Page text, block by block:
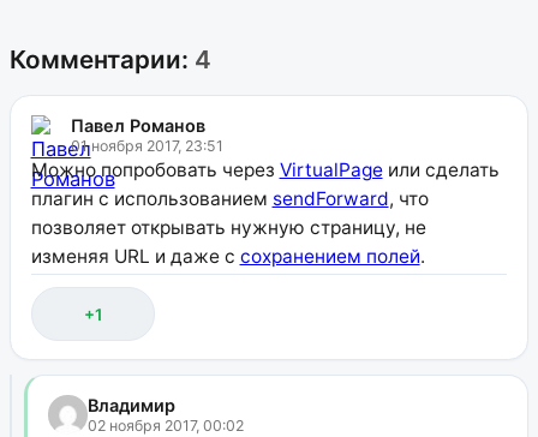
Комментарии: 4
Павел Романов
01 ноября 2017, 23:51
Можно попробовать через VirtualPageили сделать
плагин с использованием sendForward, что
позволяет открывать нужную страницу, не
изменяя URL и даже с сохранением полей.
+1
Владимир
02 ноября 2017, 00:02